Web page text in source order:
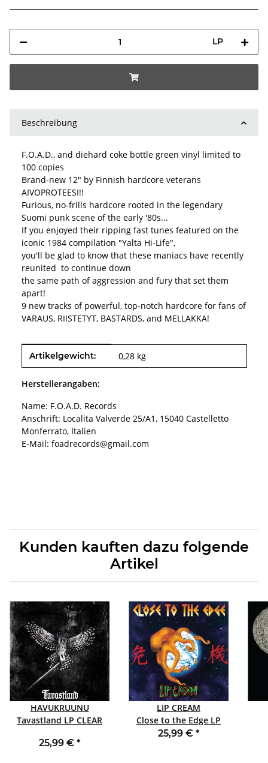
LP
Beschreibung
F.O.A.D., and diehard coke bottle green vinyl limited to
100 copies
Brand-new 12" by Finnish hardcore veterans
AIVOPROTEESI!!
Furious, no-frills hardcore rooted in the legendary
Suomi punk scene of the early '80s...
If you enjoyed their ripping fast tunes featured on the
iconic 1984 compilation "Yalta Hi-Life",
you'll be glad to know that these maniacs have recently
reunited to continue down
the same path of aggression and fury that set them
apart!
9 new tracks of powerful, top-notch hardcore for fans of
VARAUS, RIISTETYT, BASTARDS, and MELLAKKA!
Produkteigenschaft
Wert
Artikelgewicht: 0,28 kg
Herstellerangaben:
Name: F.O.A.D. Records
Anschrift: Localita Valverde 25/A1, 15040 Castelletto
Monferrato, Italien
E-Mail: foadrecords@gmail.com
Kunden kauften dazu folgende
Artikel
HAVUKRUUNU
Tavastland LP CLEAR
25,99 € *
LIP CREAM
Close to the Edge LP
ORANGE
25,99 € *